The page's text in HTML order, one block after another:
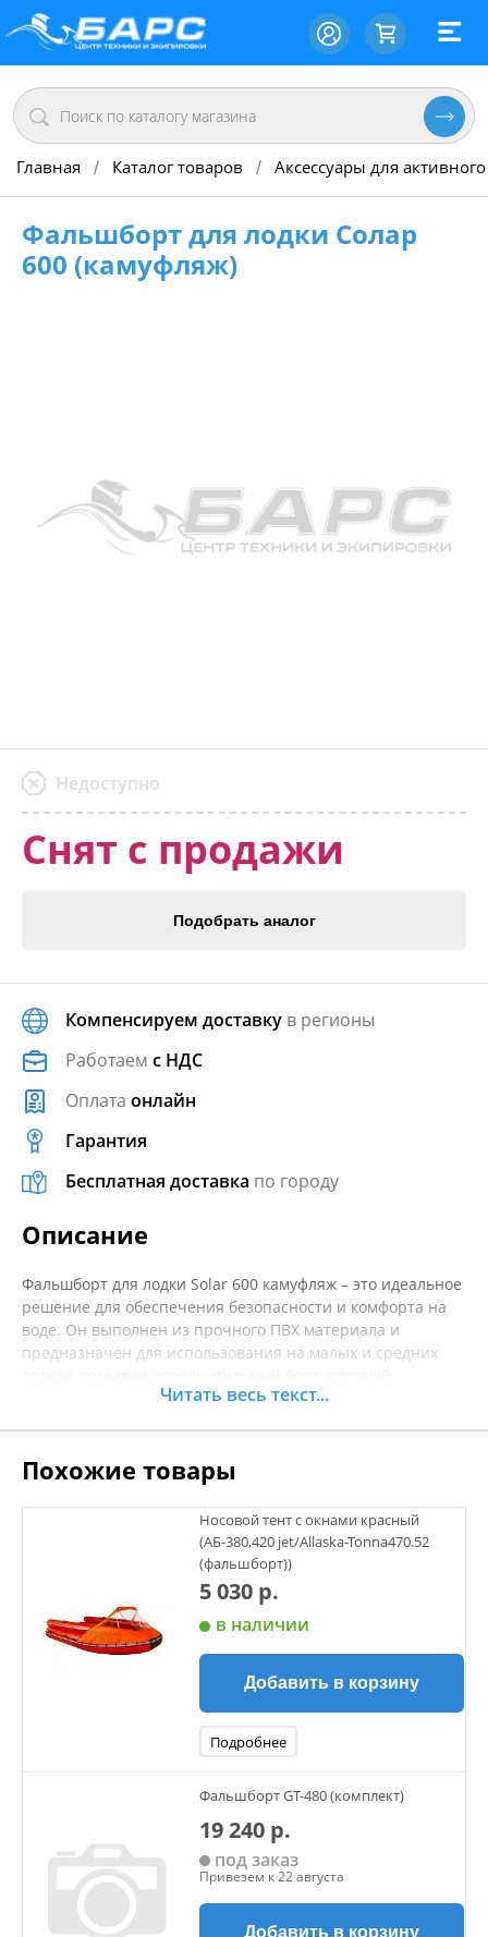
Главная / Каталог товаров / Аксессуары для
Фальшборт для лодки Солар
600 (камуфляж)
Недоступно
Снят с продажи
Подобрать аналог
Компенсируем доставку в регионы
Работаем с НДС
Оплата онлайн
Гарантия
Бесплатная доставка по городу
Описание
Фальшборт для лодки Solar 600 камуфляж – это идеальное
решение для обеспечения безопасности и комфорта на
воде. Он выполнен из прочного ПВХ материала и
предназначен для использования на малых и средних
защищает от брызг и предотвращает попадание воды
активного отдыха на воде, позволяя вам оставаться
незамеченным в природе. Установка фальшборта проста
и не требует специальных навыков, что делает его
доступным для любого пользователя. Легкость
конструкции не добавляет лишнего веса, но в то же время
обеспечивает достаточно прочности и надежности.
Благодаря этому аксессуару вы сможете
усовершенствовать свою лодку и повысить уровень
комфорта во время эксплуатации. Перед покупкой
рекомендуется уточнять характеристики товара.
Читать весь текст...
Похожие товары
Носовой тент с окнами красный
(АБ-380,420 jet/Allaska-Tonna470.52
(фальшборт))
5 030 р.
в наличии
Добавить в корзину
Подробнее
Фальшборт GT-480 (комплект)
19 240 р.
под заказ
Привезем к 22 августа
Добавить в корзину